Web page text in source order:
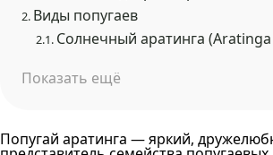
2. Виды попугаев
2.1. Солнечный аратинга
Показать ещё
Попугай аратинга — яркий,